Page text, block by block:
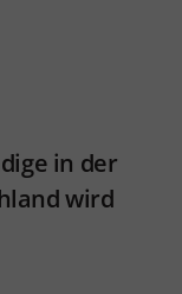
in der
wird